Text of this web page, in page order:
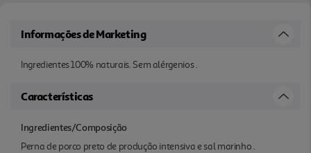
Informações de Marketing
Ingredientes 100% naturais. Sem alérgenios .
Características
Ingredientes/Composição
Perna de porco preto de produção intensiva e sal marinho .